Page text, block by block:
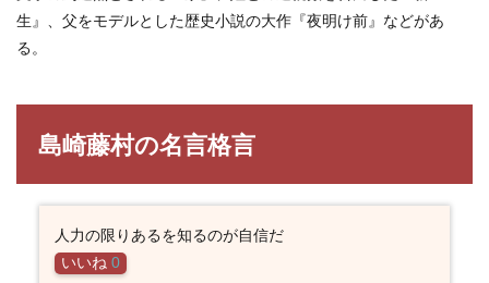
生』、父をモデルとした歴史小説の大作『夜明け前』などがあ
る。
島崎藤村の名言格言
人力の限りあるを知るのが自信だ
いいね 0